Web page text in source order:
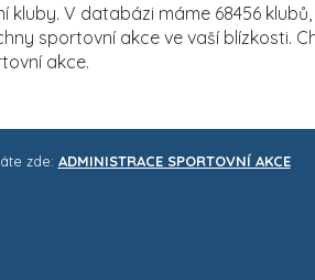
V databázi máme 68456
sportovní akce ve vaší blízkosti.
akce.
zde: ADMINISTRACE SPORTOVNÍ AKCE